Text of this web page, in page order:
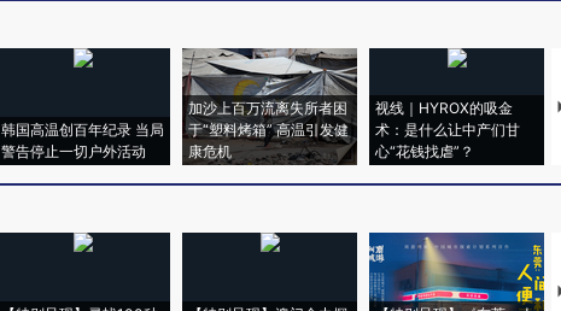
韩国高温创百年纪录 当局
警告停止一切户外活动
加沙上百万流离失所者困
于“塑料烤箱” 高温引发健
康危机
视线｜HYROX的吸金
术：是什么让中产们甘
心“花钱找虐”？